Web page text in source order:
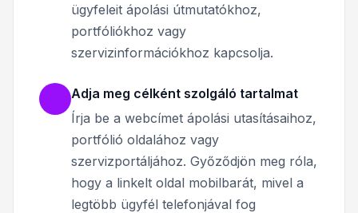
ügyfeleit ápolási útmutatókhoz,
portfóliókhoz vagy
szervizinformációkhoz kapcsolja.
Adja meg célként szolgáló tartalmat
Írja be a webcímet ápolási utasításaihoz,
portfólió oldalához vagy
szervizportáljához. Győződjön meg róla,
hogy a linkelt oldal mobilbarát, mivel a
legtöbb ügyfél telefonjával fog